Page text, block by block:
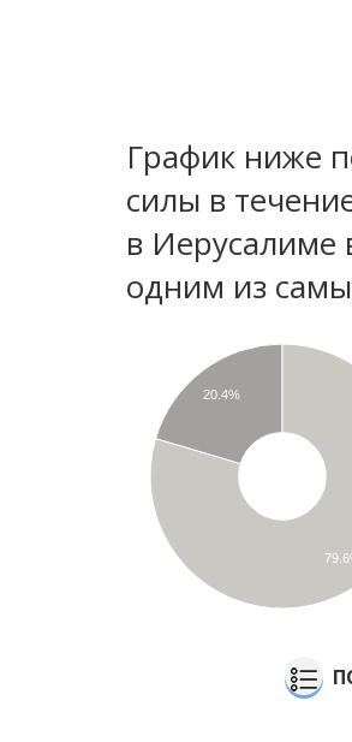
График ниже
силы в
в Иерусалиме
одним из
20.4%